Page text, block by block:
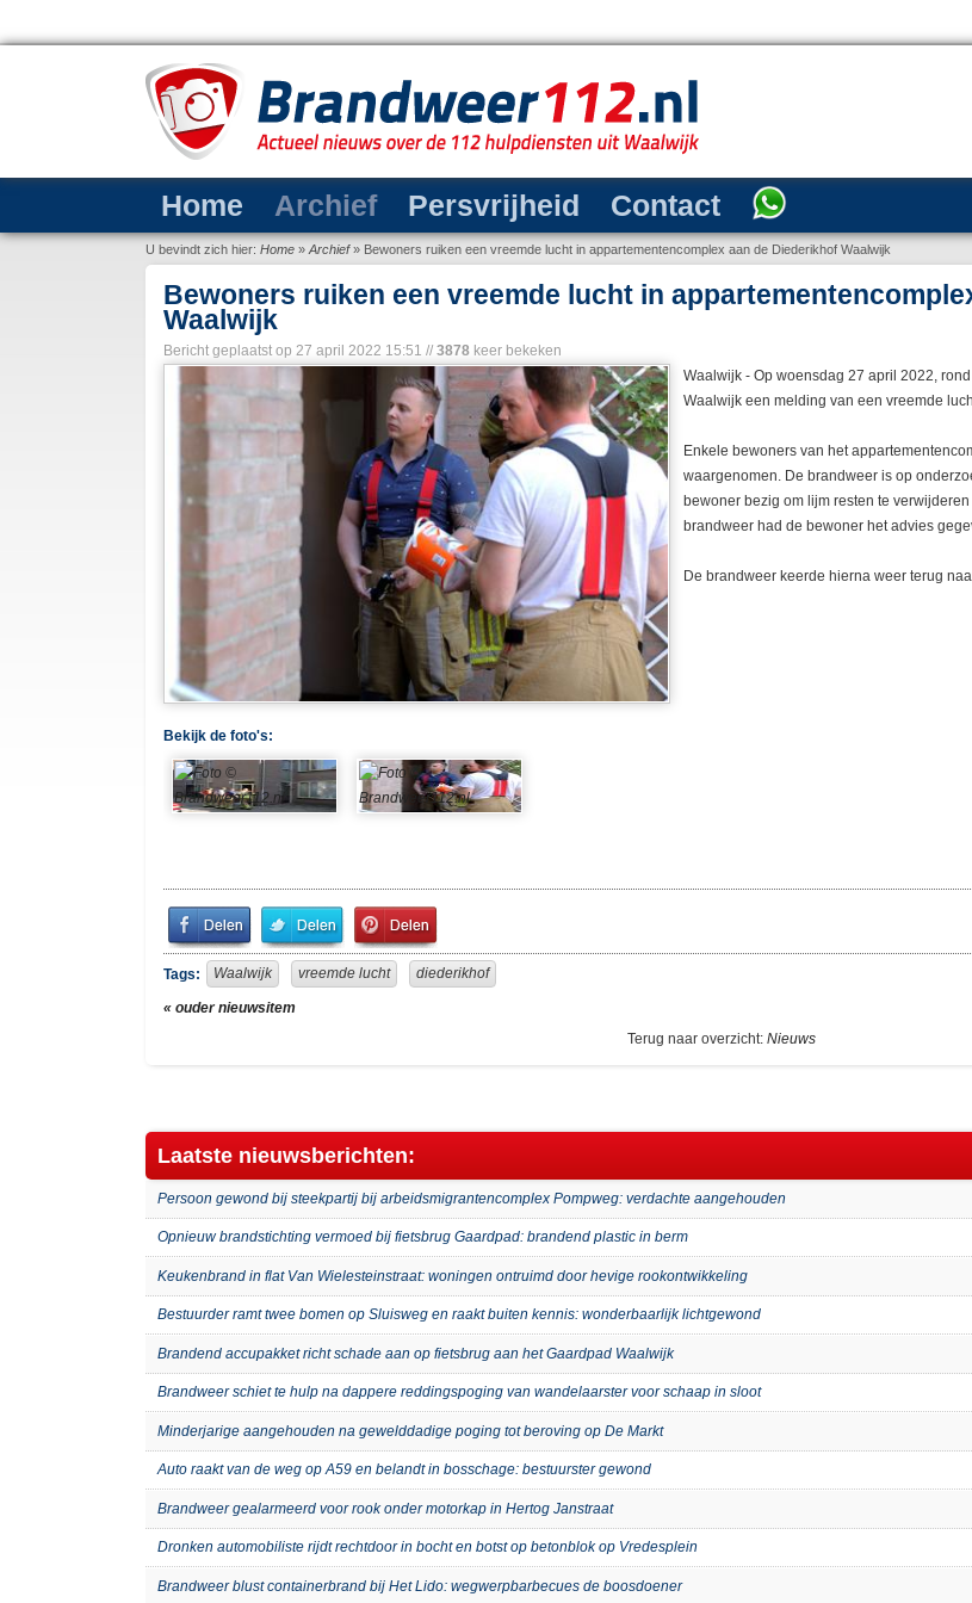
Home Archief Persvrijheid Contact
U bevindt zich hier: Home » Archief» Bewoners ruiken een vreemde lucht in appartementencomplex aan de Diederikhof Waalwijk
Bewoners ruiken een vreemde lucht in
Waalwijk
Bericht geplaatst op 27 april 2022 15:51 // 3878 keer bekeken
Waalwijk - Op woensdag 27 april 2022,
Waalwijk een melding van een vreemde
Enkele bewoners van het
waargenomen. De brandweer is op
bewoner bezig om lijm resten te
brandweer had de bewoner het advies
De brandweer keerde hierna weer terug
Bekijk de foto's:
Share
on
Facebook
Share
on
Twitter
Pin
It!
Tags:
Waalwijk vreemde lucht diederikhof
« ouder nieuwsitem
Terug naar overzicht: Nieuws
Laatste nieuwsberichten:
Persoon gewond bij steekpartij bij arbeidsmigrantencomplex Pompweg: verdachte aangehouden
Opnieuw brandstichting vermoed bij fietsbrug Gaardpad: brandend plastic in berm
Keukenbrand in flat Van Wielesteinstraat: woningen ontruimd door hevige rookontwikkeling
Bestuurder ramt twee bomen op Sluisweg en raakt buiten kennis: wonderbaarlijk lichtgewond
Brandend accupakket richt schade aan op fietsbrug aan het Gaardpad Waalwijk
Brandweer schiet te hulp na dappere reddingspoging van wandelaarster voor schaap in sloot
Minderjarige aangehouden na gewelddadige poging tot beroving op De Markt
Auto raakt van de weg op A59 en belandt in bosschage: bestuurster gewond
Brandweer gealarmeerd voor rook onder motorkap in Hertog Janstraat
Dronken automobiliste rijdt rechtdoor in bocht en botst op betonblok op Vredesplein
Brandweer blust containerbrand bij Het Lido: wegwerpbarbecues de boosdoener